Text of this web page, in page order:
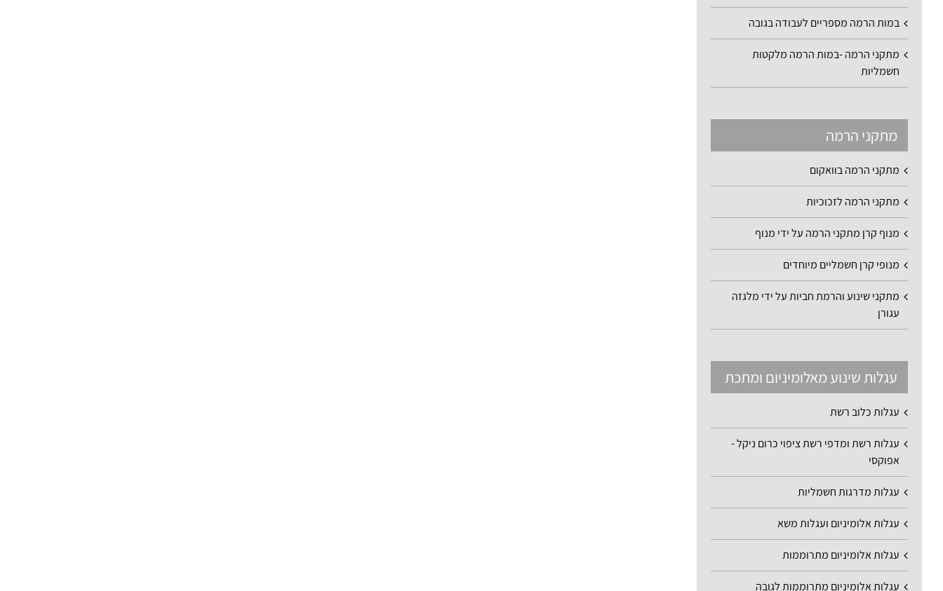
במות הרמה מספריים לעבודה בגובה
מתקני הרמה -במות הרמה מלקטות
חשמליות
מתקני הרמה
מתקני הרמה בוואקום
מתקני הרמה לזכוכיות
מנוף קרן מתקני הרמה על ידי מנוף
מנופי קרן חשמליים מיוחדים
מתקני שינוע והרמת חביות על ידי מלגזה
עגורן
עגלות שינוע מאלומיניום ומתכת
עגלות כלוב רשת
עגלות רשת ומדפי רשת ציפוי כרום ניקל -
אפוקסי
עגלות מדרגות חשמליות
עגלות אלומיניום ועגלות משא
עגלות אלומיניום מתרוממות
עגלות אלומיניום מתרוממות לגובה